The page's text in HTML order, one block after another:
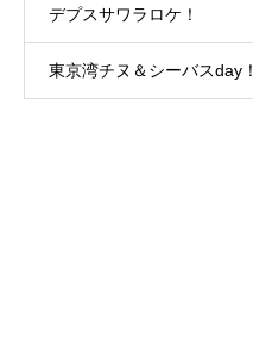
デプスサワラロケ！
東京湾チヌ＆シーバスday！